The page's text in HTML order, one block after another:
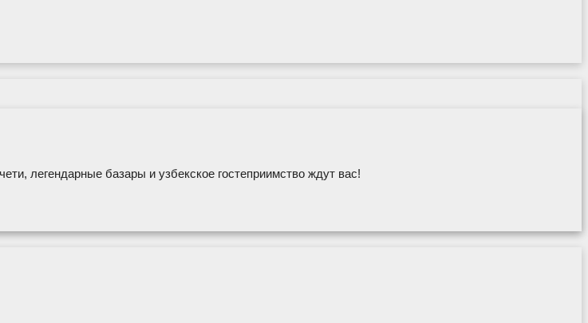
легендарные базары и узбекское гостеприимство ждут вас!